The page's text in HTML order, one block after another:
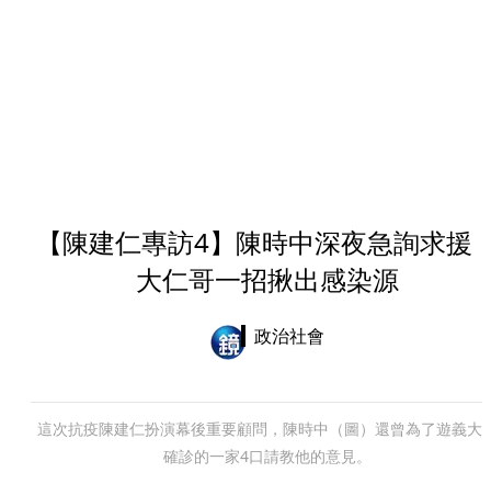
【陳建仁專訪4】陳時中深夜急詢求
大仁哥一招揪出感染源
政治社會
這次抗疫陳建仁扮演幕後重要顧問，陳時中（圖）還曾為了遊義大
確診的一家4口請教他的意見。